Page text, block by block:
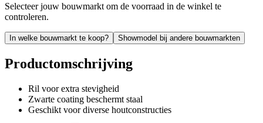
Selecteer jouw bouwmarkt om de voorraad in de winkel te
controleren.
In welke bouwmarkt te koop? Showmodel bij andere bouwmarkten
Productomschrijving
Ril voor extra stevigheid
Zwarte coating beschermt staal
Geschikt voor diverse houtconstructies